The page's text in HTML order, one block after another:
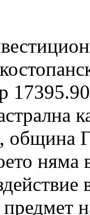
община
няма